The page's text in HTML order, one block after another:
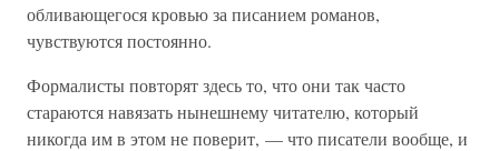
обливающегося кровью за писанием романов,
чувствуются постоянно.
Формалисты повторят здесь то, что они так часто
стараются навязать нынешнему читателю, который
никогда им в этом не поверит, — что писатели вообще, и